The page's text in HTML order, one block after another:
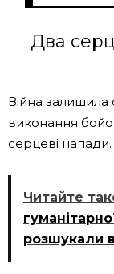
Два
Війна залишила
виконання
серцеві
Читайте
розшукали